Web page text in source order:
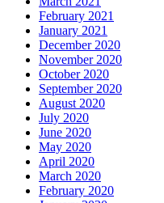
February 2021
January 2021
December 2020
November 2020
October 2020
September 2020
August 2020
July 2020
June 2020
May 2020
April 2020
March 2020
February 2020